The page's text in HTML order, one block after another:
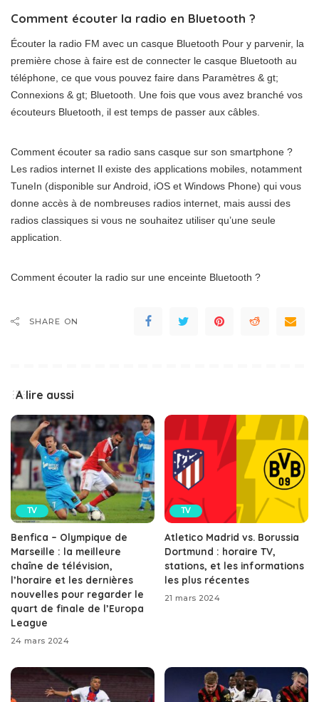
Comment écouter la radio en Bluetooth ?
Écouter la radio FM avec un casque Bluetooth Pour y parvenir, la
première chose à faire est de connecter le casque Bluetooth au
téléphone, ce que vous pouvez faire dans Paramètres & gt;
Connexions & gt; Bluetooth. Une fois que vous avez branché vos
écouteurs Bluetooth, il est temps de passer aux câbles.
Comment écouter sa radio sans casque sur son smartphone ?
Les radios internet Il existe des applications mobiles, notamment
TuneIn (disponible sur Android, iOS et Windows Phone) qui vous
donne accès à de nombreuses radios internet, mais aussi des
radios classiques si vous ne souhaitez utiliser qu’une seule
application.
Comment écouter la radio sur une enceinte Bluetooth ?
SHARE ON
A lire aussi
TV
Benfica – Olympique de
Marseille : la meilleure
chaîne de télévision,
l’horaire et les dernières
nouvelles pour regarder le
quart de finale de l’Europa
League
24 mars 2024
TV
Atletico Madrid vs. Borussia
Dortmund : horaire TV,
stations, et les informations
les plus récentes
21 mars 2024